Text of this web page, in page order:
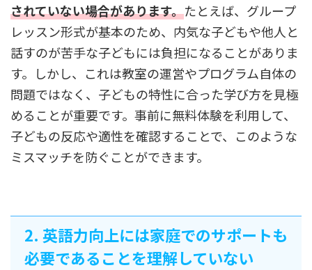
されていない場合があります。たとえば、グループ
レッスン形式が基本のため、内気な子どもや他人と
話すのが苦手な子どもには負担になることがありま
す。しかし、これは教室の運営やプログラム自体の
問題ではなく、子どもの特性に合った学び方を見極
めることが重要です。事前に無料体験を利用して、
子どもの反応や適性を確認することで、このような
ミスマッチを防ぐことができます。
2. 英語力向上には家庭でのサポートも
必要であることを理解していない